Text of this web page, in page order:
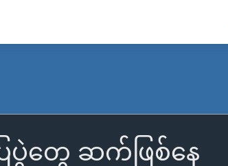
ြပွဲတွေ ဆက်ဖြစ်နေ